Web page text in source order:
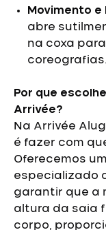
Movimento e
abre
na coxa
coreografias.
Por que
Arrivée?
Na Arrivée
é fazer com
Oferecemos
especializado
garantir que a
altura da saia
corpo,